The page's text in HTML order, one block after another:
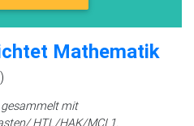
Mathematik
gesammelt mit
HTL/HAK/MCI 1.